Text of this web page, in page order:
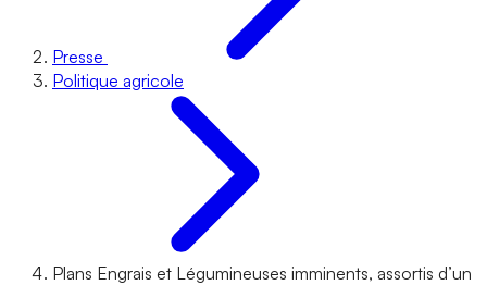
Presse
Politique agricole
Plans Engrais et Légumineuses imminents, assortis d’un